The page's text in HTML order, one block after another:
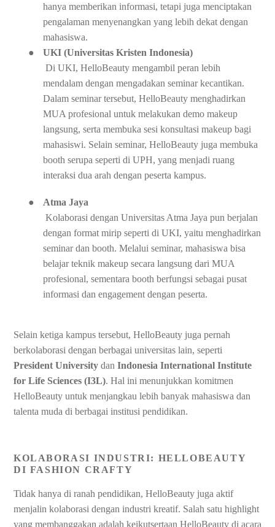
hanya memberikan informasi, tetapi juga menciptakan
pengalaman menyenangkan yang lebih dekat dengan
mahasiswa.
●
UKI (Universitas Kristen Indonesia)
Di UKI, HelloBeauty mengambil peran lebih
mendalam dengan mengadakan seminar kecantikan.
Dalam seminar tersebut, HelloBeauty menghadirkan
MUA profesional untuk melakukan demo makeup
langsung, serta membuka sesi konsultasi makeup bagi
mahasiswi. Selain seminar, HelloBeauty juga membuka
booth serupa seperti di UPH, yang menjadi ruang
interaksi dua arah dengan peserta kampus.
●
Atma Jaya
Kolaborasi dengan Universitas Atma Jaya pun berjalan
dengan format mirip seperti di UKI, yaitu menghadirkan
seminar dan booth. Melalui seminar, mahasiswa bisa
belajar teknik makeup secara langsung dari MUA
profesional, sementara booth berfungsi sebagai pusat
informasi dan engagement dengan peserta.
Selain ketiga kampus tersebut, HelloBeauty juga pernah
berkolaborasi dengan berbagai universitas lain, seperti
President University dan Indonesia International Institute
for Life Sciences (I3L). Hal ini menunjukkan komitmen
HelloBeauty untuk menjangkau lebih banyak mahasiswa dan
talenta muda di berbagai institusi pendidikan.
KOLABORASI INDUSTRI: HELLOBEAUTY
DI FASHION CRAFTY
Tidak hanya di ranah pendidikan, HelloBeauty juga aktif
menjalin kolaborasi dengan industri kreatif. Salah satu highlight
yang membanggakan adalah keikutsertaan HelloBeauty di acara